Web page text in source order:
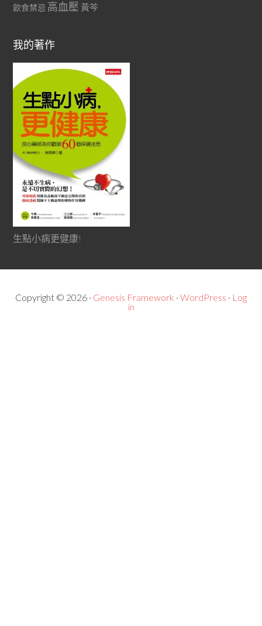
飲食禁忌 高血壓 黃芩
我的著作
生點小病更健康!
Copyright © 2026 · Genesis Framework · WordPress · Log
in